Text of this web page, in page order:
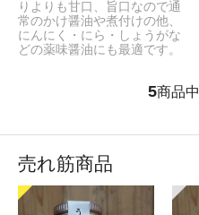
りよりも甘口、旨口なので通
常のかけ醤油や煮付けの他、
にんにく・にら・しょうがな
どの薬味醤油にも最適です。
5商品中
売れ筋商品